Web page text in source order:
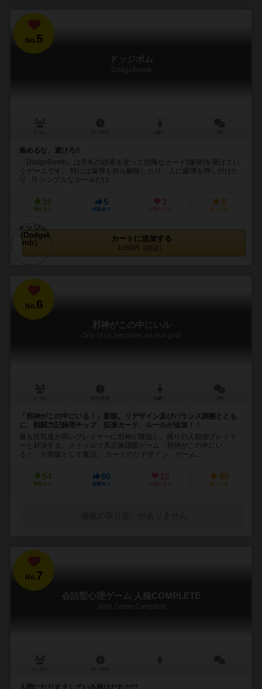
No.5
ドッジボム
DodgeBomb
集めるな、避けろ!!
『DodgeBomb』は手札の効果を使って危険なカード(爆弾)を避けてい
くゲームです。 時には爆弾を自ら解除したり、人に爆弾を押し付けた
り...!? シンプルなルールだけ...
15
興味あり
5
経験あり
3
お気に入り
8
持ってる
カートに追加する
1,650円（税込）
No.6
邪神がこの中にいル
One of us becomes an evil god!
「邪神がこの中にいる！」新版。リデザイン及びバランス調整ととも
に、戦闘力記録用チップ、拡張カード、ルールが追加！！
最も狂気度が高いプレイヤーに邪神が降臨し、残りの人類側プレイヤ
ーと対決する。クトゥルフ系正体隠匿ゲーム「邪神がこの中にい
る！」が新版として復活。 カードのリデザイン、ゲーム...
54
興味あり
60
経験あり
15
お気に入り
90
持ってる
No.7
会話型心理ゲーム 人狼COMPLETE
Jinro Game Complete
人間になりすましている狼はだれだ!?